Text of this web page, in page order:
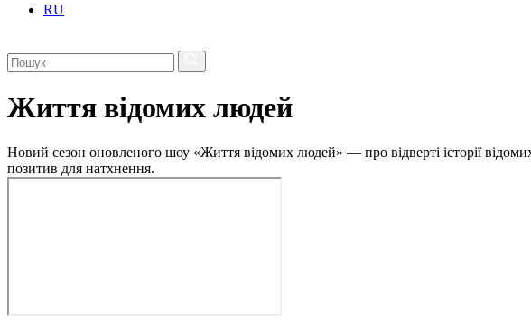
RU
Життя відомих людей
Новий сезон оновленого шоу «Життя відомих людей» — про відверті історії
позитив для натхнення.